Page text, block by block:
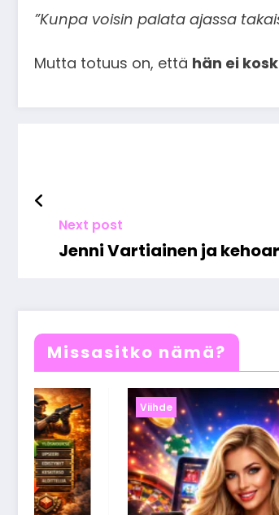
”Kunpa voisin palata ajassa
Mutta totuus on, että hän ei
Next post
Jenni Vartiainen ja
Missasitko nämä?